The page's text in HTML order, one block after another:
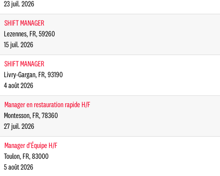
23 juil. 2026
SHIFT MANAGER
Lezennes, FR, 59260
15 juil. 2026
SHIFT MANAGER
Livry-Gargan, FR, 93190
4 août 2026
Manager en restauration rapide H/F
Montesson, FR, 78360
27 juil. 2026
Manager d'Équipe H/F
Toulon, FR, 83000
5 août 2026